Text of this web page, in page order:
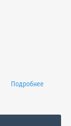
Подробнее